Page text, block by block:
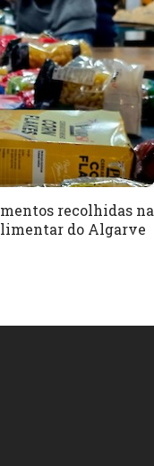
recolhidas na
do Algarve